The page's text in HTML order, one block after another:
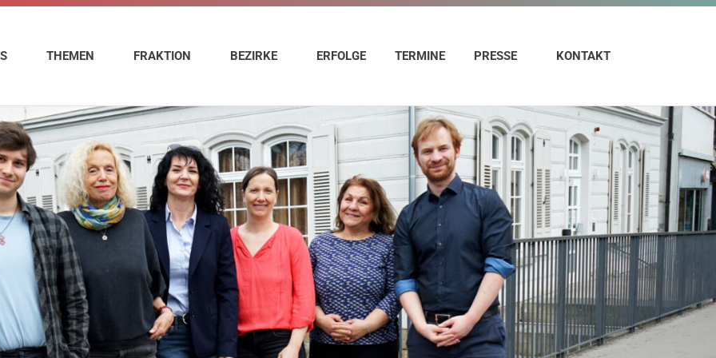
THEMEN FRAKTION BEZIRKE ERFOLGE TERMINE PRESSE KONTAKT